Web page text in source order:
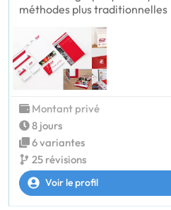
méthodes plus traditionnelles
Montant privé
8 jours
6 variantes
25 révisions
Voir le profil